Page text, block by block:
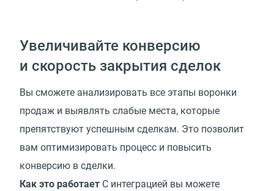
Увеличивайте конверсию
и скорость закрытия сделок
Вы сможете анализировать все этапы воронки
продаж и выявлять слабые места, которые
препятствуют успешным сделкам. Это позволит
вам оптимизировать процесс и повысить
конверсию в сделки.
Как это работает С интеграцией вы можете